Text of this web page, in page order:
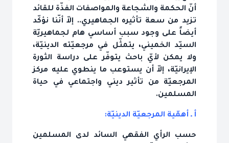
أنّ الحكمة والشجاعة والمواصفات الفذّة للقائد
تزيد من سعة تأثيره الجماهيري.. إلاّ أنّنا نؤكّد
أيضاً على وجود سبب أساسي هام لجماهيريّة
السيّد الخميني، يتمثّل في مرجعيّته الدينيّة،
ولا يمكن لأيّ باحث يتوفّر على دراسة الثورة
الإيرانيّة، إلاّ أن يستوعب ما ينطوي عليه مركز
المرجعيّة من تأثير ديني واجتماعي في حياة
المسلمين.
أ ـ أهمّية المرجعيّة الدينيّة:
حسب الرأي الفقهي السائد لدى المسلمين